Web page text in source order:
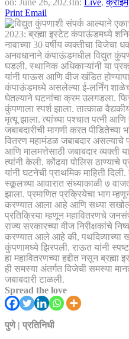
Print Email
Spread the love
पुणे | प्रतिनिधी